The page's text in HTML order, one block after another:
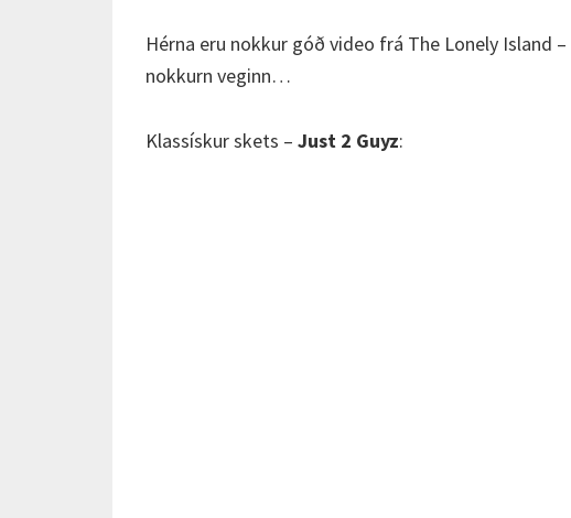
Hérna eru nokkur góð video frá The Lonely Island
nokkurn veginn…
Klassískur skets – Just 2 Guyz: